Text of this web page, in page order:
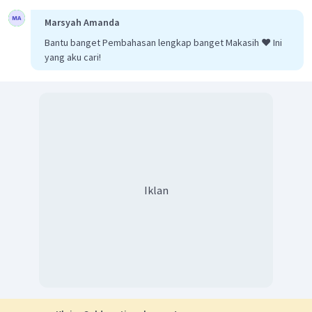
Marsyah Amanda
Bantu banget Pembahasan lengkap banget Makasih ❤️ Ini
yang aku cari!
Iklan